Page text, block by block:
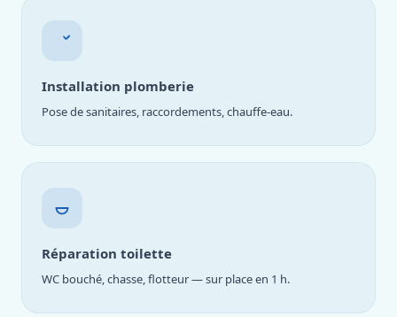
Installation plomberie
Pose de sanitaires, raccordements, chauffe-eau.
Réparation toilette
WC bouché, chasse, flotteur — sur place en 1 h.